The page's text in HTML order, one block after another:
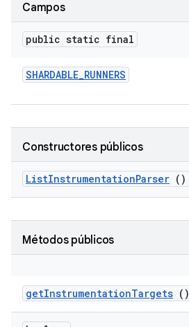
Campos
public static final
SHARDABLE_RUNNERS
Constructores públicos
ListInstrumentationParser ()
Métodos públicos
getInstrumentationTargets ()